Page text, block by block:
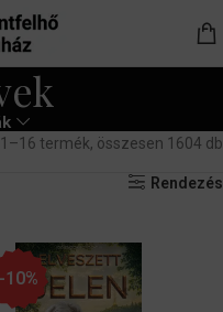
1–16 termék, összesen 1604 db
Rendezés
-10%